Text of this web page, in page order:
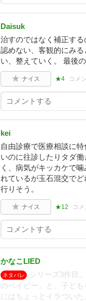
Daisuk
治すのではなく補正す
認めない、客観的にみ
い、整えていく。 最後
ナイス ★4 コメ
kei
自由診療で医療相談に
いのに往診したりタダ
く、病気がキッカケで
れているが玉石混交で
行りそう。
ナイス ★12 コ
かなこLIED
ネタバレ
シリーズ3作目
のベイビー」と、子ど
にはちょっとイラつい